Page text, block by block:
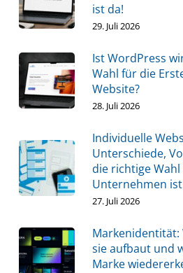
ist da!
29. Juli 2026
Ist WordPress
Wahl für die
Website?
28. Juli 2026
Individuelle
Unterschiede,
die richtige
Unternehmen
27. Juli 2026
Markenidentität:
sie aufbaut und
Marke